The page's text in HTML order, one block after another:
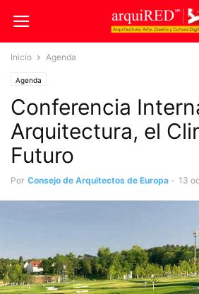
Inicio Agenda
Agenda
Conferencia
Arquitectura, el
Futuro
Por Consejo de Arquitectos de Europa - 13